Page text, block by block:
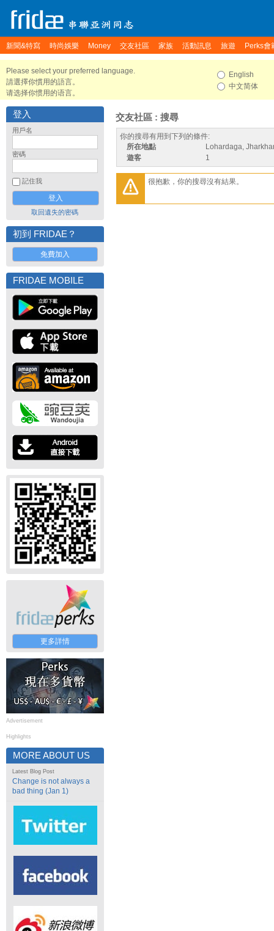
新聞&特寫 時尚娛樂 Money 交友社區 家族 活動訊息 旅遊 Perks會
Please select your preferred language.
請選擇你慣用的語言。
请选择你惯用的语言。
English
中文简体
登入
用戶名
密碼
記住我
取回遺失的密碼
初到 FRIDAE？
免費加入
FRIDAE MOBILE
更多詳情
Advertisement
Highlights
MORE ABOUT US
Latest Blog Post
Change is not always a
bad thing (Jan 1)
交友社區 : 搜尋
你的搜尋有用到下列的條件:
所在地點
Lohardaga,
遊客
1
很抱歉，你的搜尋沒有結果。